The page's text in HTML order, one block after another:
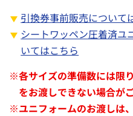
引換券事前販売について
シートワッペン圧着済ユ
いてはこちら
※各サイズの準備数には限
をお渡しできない場合が
※ユニフォームのお渡しは